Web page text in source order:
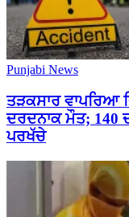
Punjabi News
ਤੜਕਸਾਰ ਵਾਪਰਿਆ
ਦਰਦਨਾਕ ਮੌਤ; 140
ਪਰਖੱਚੇ